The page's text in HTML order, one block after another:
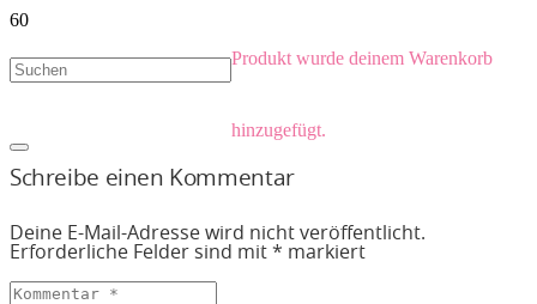
Produkt wurde deinem Warenkorb
hinzugefügt.
Schreibe einen Kommentar
Deine E-Mail-Adresse wird nicht veröffentlicht.
Erforderliche Felder sind mit * markiert